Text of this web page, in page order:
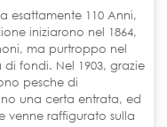
esattamente 110 Anni,
iniziarono nel 1864,
ma purtroppo nel
di fondi. Nel 1903, grazie
pesche di
una certa entrata, ed
venne raffigurato sulla